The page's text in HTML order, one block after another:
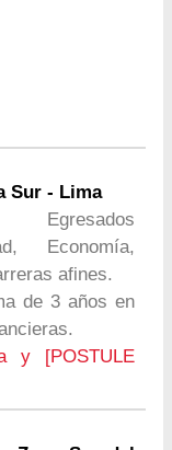
Sur - Lima
Egresados
Economía,
afines.
de 3 años en
y [POSTULE